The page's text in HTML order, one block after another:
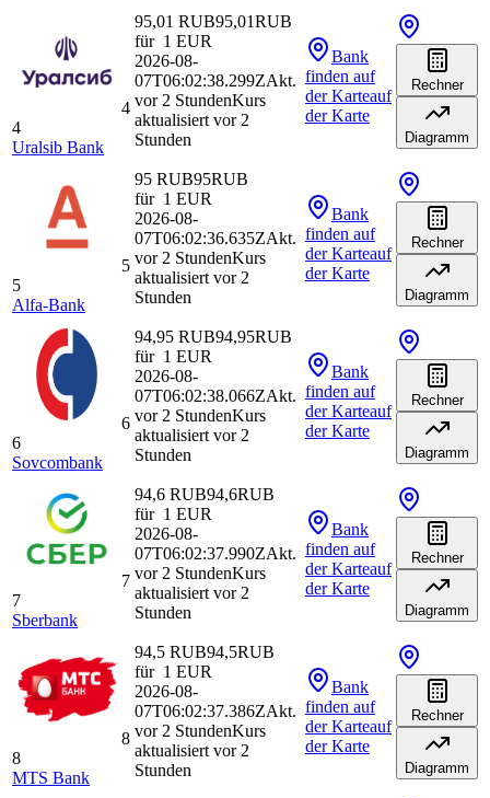
4
4
Uralsib Bank
95,01 RUB95,01RUB
für 1 EUR
2026-08-
07T06:02:38.299ZAkt.
vor 2 StundenKurs
aktualisiert vor 2
Stunden
Bank
finden auf
der Karteauf
der Karte
Rechner
Diagramm
5
5
Alfa-Bank
95 RUB95RUB
für 1 EUR
2026-08-
07T06:02:36.635ZAkt.
vor 2 StundenKurs
aktualisiert vor 2
Stunden
Bank
finden auf
der Karteauf
der Karte
Rechner
Diagramm
6
6
Sovcombank
94,95 RUB94,95RUB
für 1 EUR
2026-08-
07T06:02:38.066ZAkt.
vor 2 StundenKurs
aktualisiert vor 2
Stunden
Bank
finden auf
der Karteauf
der Karte
Rechner
Diagramm
7
7
Sberbank
94,6 RUB94,6RUB
für 1 EUR
2026-08-
07T06:02:37.990ZAkt.
vor 2 StundenKurs
aktualisiert vor 2
Stunden
Bank
finden auf
der Karteauf
der Karte
Rechner
Diagramm
8
8
MTS Bank
94,5 RUB94,5RUB
für 1 EUR
2026-08-
07T06:02:37.386ZAkt.
vor 2 StundenKurs
aktualisiert vor 2
Stunden
Bank
finden auf
der Karteauf
der Karte
Rechner
Diagramm